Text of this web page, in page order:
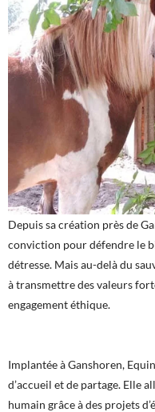
Depuis sa création près de
conviction pour défendre le
détresse. Mais au-delà du
à transmettre des valeurs
engagement éthique.
Implantée à Ganshoren,
d’accueil et de partage. Elle
humain grâce à des projets